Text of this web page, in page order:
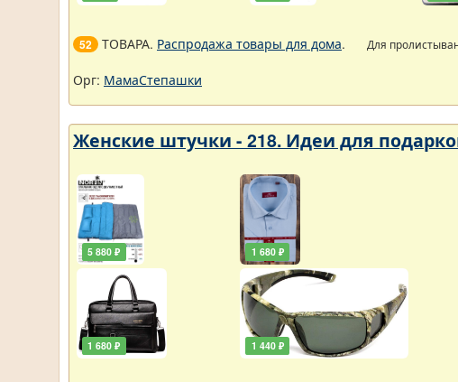
52 ТОВАРА. Распродажа товары для дома. Для
Орг: МамаСтепашки
Женские штучки - 218. Идеи для
5 880 ₽
1 680 ₽
1 680 ₽
1 440 ₽